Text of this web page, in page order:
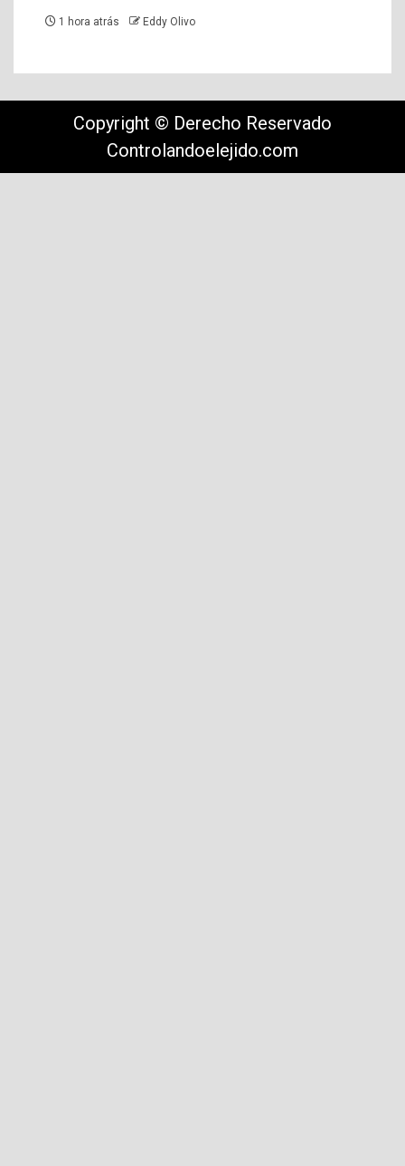
1 hora atrás Eddy Olivo
Copyright © Derecho Reservado
Controlandoelejido.com